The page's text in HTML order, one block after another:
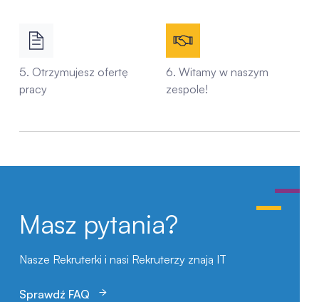
5. Otrzymujesz ofertę
pracy
6. Witamy w naszym
zespole!
Masz pytania?
Nasze Rekruterki i nasi Rekruterzy znają IT
Sprawdź FAQ